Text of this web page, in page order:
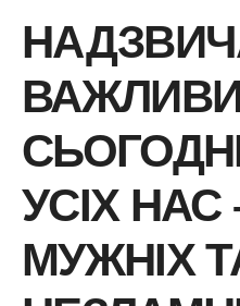
УСІХ НАС
МУЖНІХ